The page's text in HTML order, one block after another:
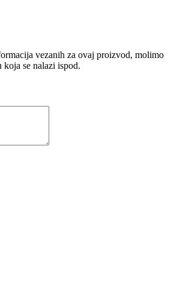
vezanih za ovaj proizvod, molimo
koja se nalazi ispod.